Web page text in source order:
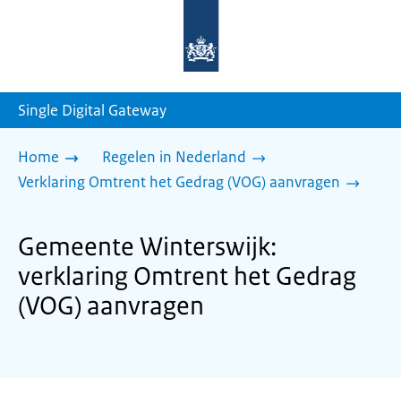
homepage
Single Digital Gateway
Home
Regelen in Nederland
Verklaring Omtrent het Gedrag (VOG) aanvragen
Gemeente Winterswijk:
verklaring Omtrent het Gedrag
(VOG) aanvragen